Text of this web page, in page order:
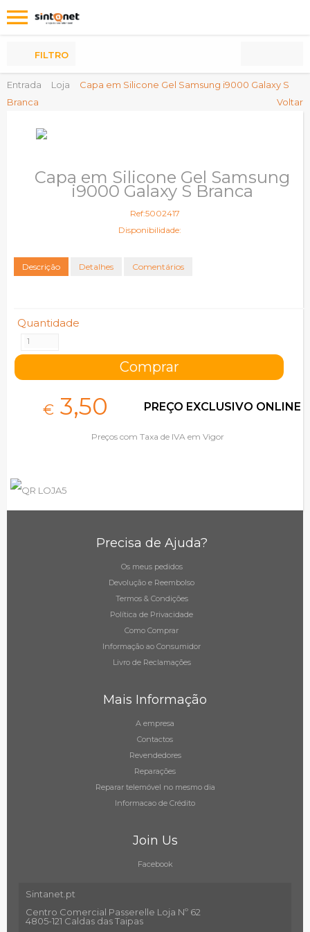
Entrada Loja
Capa em Silicone Gel Samsung i9000 Galaxy S
Branca
Voltar
FILTRO
Capa em Silicone Gel Samsung
i9000 Galaxy S Branca
Ref:5002417
Disponibilidade:
Descrição Detalhes Comentários
Quantidade
€ 3,50 PREÇO EXCLUSIVO ONLINE
Preços com Taxa de IVA em Vigor
Precisa de Ajuda?
Os meus pedidos
Devolução e Reembolso
Termos & Condições
Política de Privacidade
Como Comprar
Informação ao Consumidor
Livro de Reclamações
Mais Informação
A empresa
Contactos
Revendedores
Reparações
Reparar telemóvel no mesmo dia
Informacao de Crédito
Join Us
Facebook
Sintanet.pt
Centro Comercial Passerelle Loja Nº 62
4805-121 Caldas das Taipas